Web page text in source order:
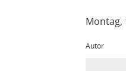
Montag,
Autor